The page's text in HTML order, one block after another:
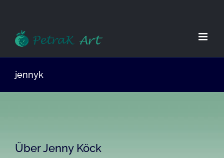
springen
jennyk
ÜberJenny Köck